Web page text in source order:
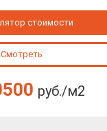
стоимости
Смотреть
руб./м2